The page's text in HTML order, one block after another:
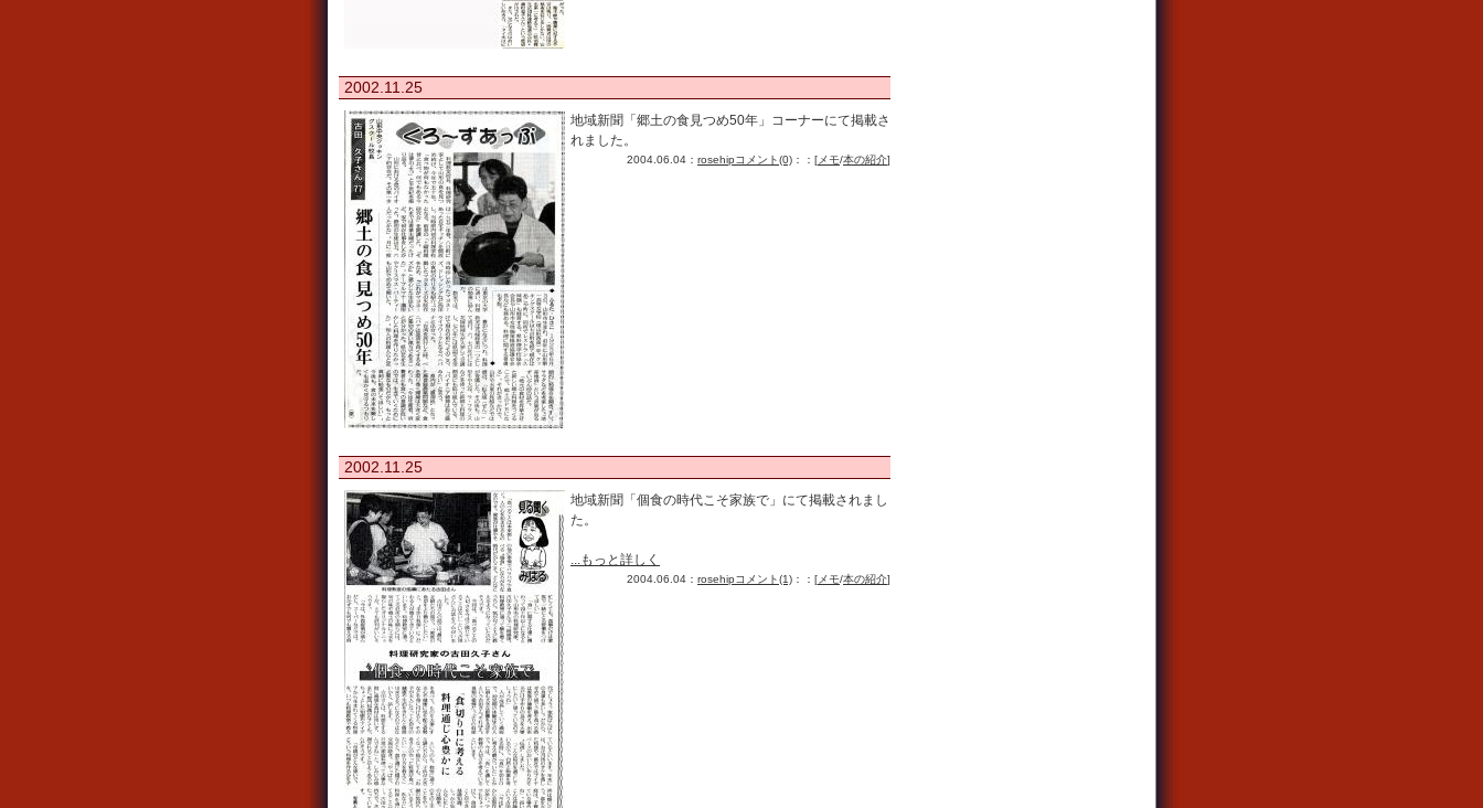
2002.11.25
地域新聞「郷土の食見つめ50年」コーナーにて掲載さ
れました。
2004.06.04： rosehipコメント(0) ：：[ メモ/本の紹介]
2002.11.25
地域新聞「個食の時代こそ家族で」にて掲載されまし
た。
...もっと詳しく
2004.06.04： rosehipコメント(1) ：：[ メモ/本の紹介]